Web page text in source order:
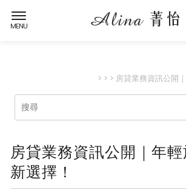
> > > 房貸業務資訊公開
房貸業務資訊公開｜年
新選擇！